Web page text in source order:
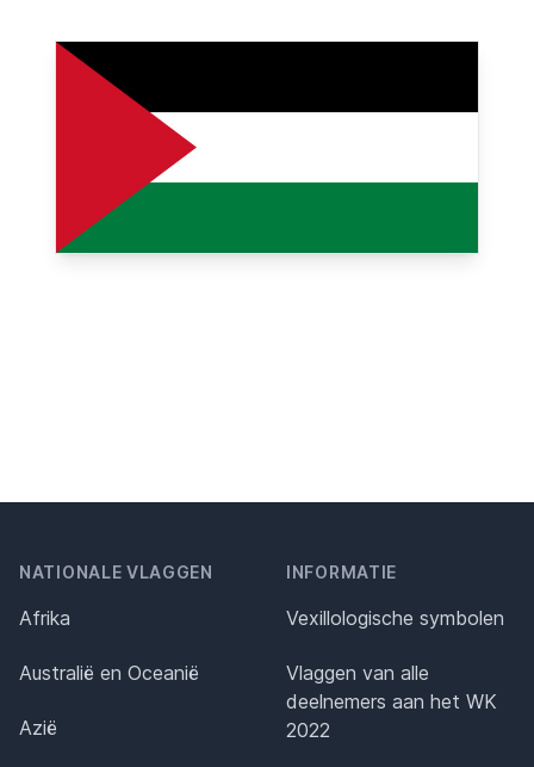
NATIONALE VLAGGEN
Afrika
Australië en Oceanië
Azië
INFORMATIE
Vexillologische symbolen
Vlaggen van alle
deelnemers aan het WK
2022